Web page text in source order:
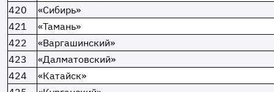
420
«Сибирь»
421
«Тамань»
422
«Варгашинский»
423
«Далматовский»
424
«Катайск»